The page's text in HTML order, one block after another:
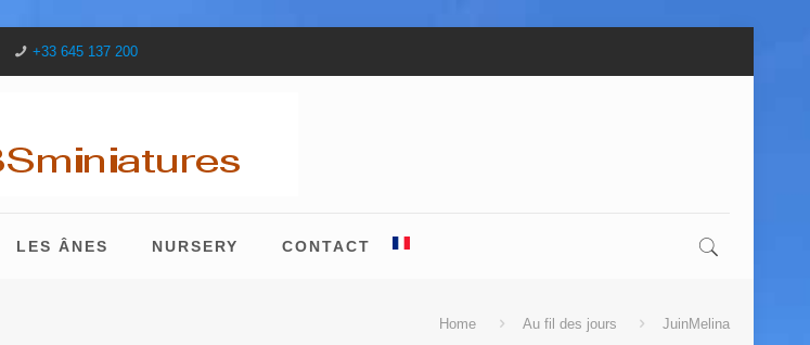
+33 645 137 200
LES ÂNES NURSERY CONTACT
Home Au fil des jours JuinMelina